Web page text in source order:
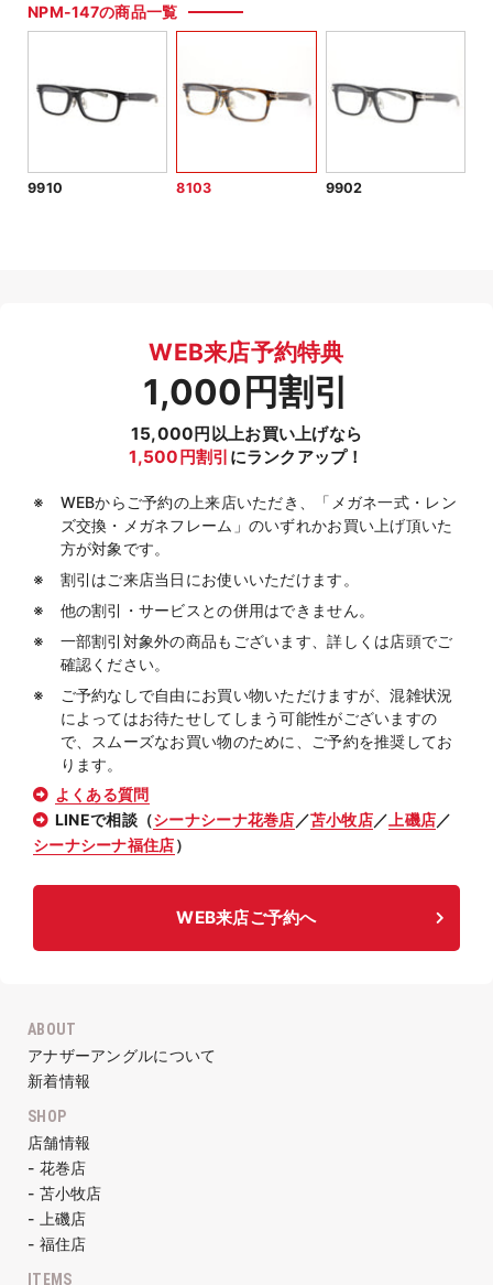
NPM-147の商品一覧
9910 8103 9902
WEB来店予約特典
1,000円割引
15,000円以上お買い上げなら
1,500円割引 にランクアップ！
WEBからご予約の上来店いただき、「メガネ一式・レン
ズ交換・メガネフレーム」のいずれかお買い上げ頂いた
方が対象です。
割引はご来店当日にお使いいただけます。
他の割引・サービスとの併用はできません。
一部割引対象外の商品もございます、詳しくは店頭でご
確認ください。
ご予約なしで自由にお買い物いただけますが、混雑状況
によってはお待たせしてしまう可能性がございますの
で、スムーズなお買い物のために、ご予約を推奨してお
ります。
よくある質問
LINEで相談（シーナシーナ花巻店 ／苫小牧店／ 上磯店／
シーナシーナ福住店）
WEB来店ご予約へ
ABOUT
アナザーアングルについて
新着情報
SHOP
店舗情報
- 花巻店
- 苫小牧店
- 上磯店
- 福住店
ITEMS